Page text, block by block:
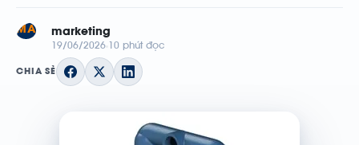
MA marketing
19/06/2026 10 phút đọc
CHIA SẺ